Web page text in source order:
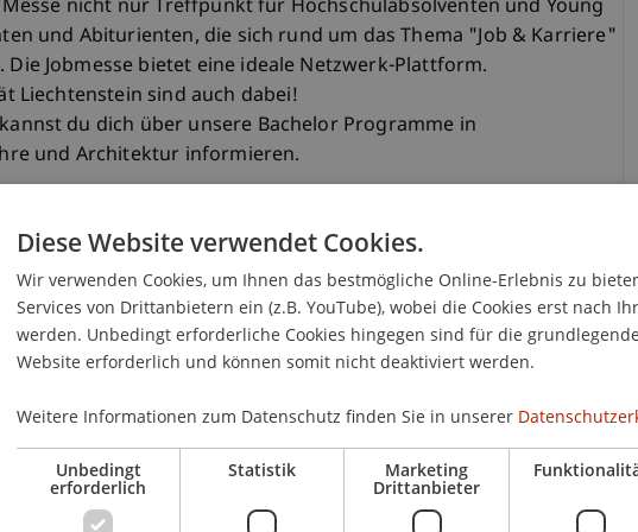
nicht nur Treffpunkt für Hochschulabsolventen und Young
und Abiturienten, die sich rund um das Thema "Job & Karriere"
Jobmesse bietet eine ideale Netzwerk-Plattform.
Liechtenstein sind auch dabei!
du dich über unsere Bachelor Programme in
und Architektur informieren.
Studiengangsmanager vor Ort beraten Dich zu allen Fragen rund
Uni Liechtenstein. Von der Anmeldung bis zum Abschluss und
danach. Du bekommst Informationen zum Studium, den
Praktika und Auslandsaufenthalten mit Partneruniversitäten und
zum Kennenlernen vor Ort.
bei uns so besonders macht, erfährst Du natürlich auch
kennen! Wir freuen uns auf Dich!
unterhttps://www.karrieremesse-im-süden.de
Once a year,
place for university graduates and young professionals,
Diese Website verwendet Cookies.
Wir verwenden Cookies, um Ihnen das bestmögliche Online-Erlebnis zu
Services von Drittanbietern ein (z.B. YouTube), wobei die Cookies erst nach
werden. Unbedingt erforderliche Cookies hingegen sind für die
Website erforderlich und können somit nicht deaktiviert werden.
Weitere Informationen zum Datenschutz finden Sie in unserer
Unbedingt
erforderlich
Statistik Marketing
Drittanbieter